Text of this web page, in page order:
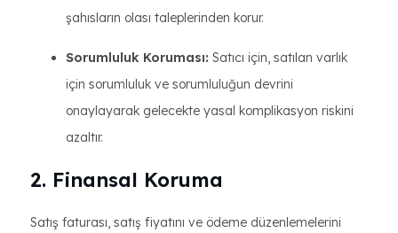
şahısların olası taleplerinden korur.
Sorumluluk Koruması: Satıcı için, satılan varlık
için sorumluluk ve sorumluluğun devrini
onaylayarak gelecekte yasal komplikasyon riskini
azaltır.
2. Finansal Koruma
Satış faturası, satış fiyatını ve ödeme düzenlemelerini